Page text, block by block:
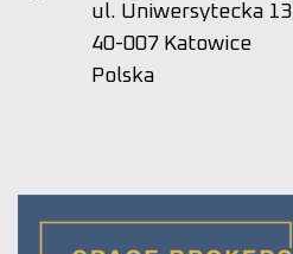
ul. Uniwersytecka 13
40-007 Katowice
Polska